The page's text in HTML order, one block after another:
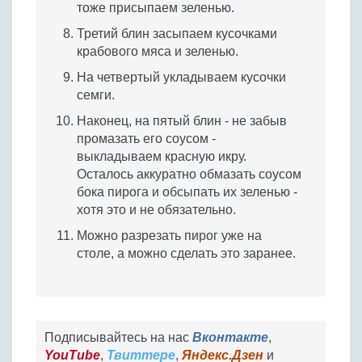
тоже присыпаем зеленью.
Третий блин засыпаем кусочками
крабового мяса и зеленью.
На четвертый укладываем кусочки
семги.
Наконец, на пятый блин - не забыв
промазать его соусом -
выкладываем красную икру.
Осталось аккуратно обмазать соусом
бока пирога и обсыпать их зеленью -
хотя это и не обязательно.
Можно разрезать пирог уже на
столе, а можно сделать это заранее.
Подписывайтесь на нас Вконтакте,
YouTube, Твиттере, Яндекс.Дзен и